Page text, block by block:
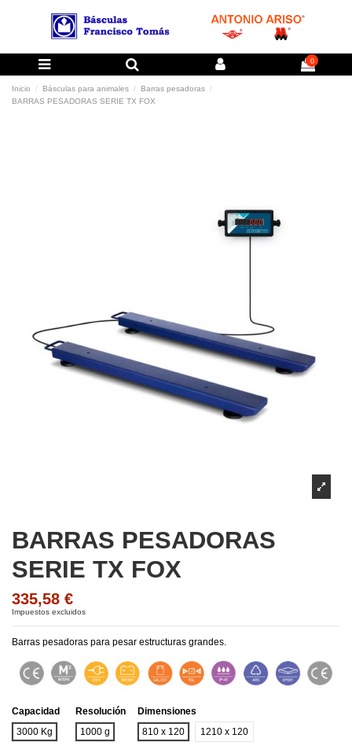
0
Inicio Básculas para animales
Barras pesadoras
BARRAS PESADORAS SERIE TX FOX
BARRAS PESADORAS
SERIE TX FOX
335,58 €
Impuestos excluidos
Barras pesadoras para pesar estructuras grandes.
Capacidad
3000 Kg
Resolución
1000 g
Dimensiones
810 x 120
1210 x 120